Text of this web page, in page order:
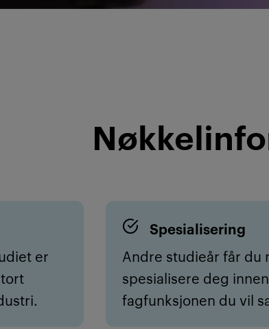
er
Spesialisering
Andre studieår får du
spesialisere deg
fagfunksjonen du vil